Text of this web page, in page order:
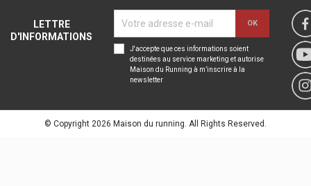
LETTRE
D'INFORMATIONS
J'accepte que ces informations soient
destinées au service marketing et autorise
Maison du Running à m’inscrire à la
newsletter
© Copyright 2026 Maison du running. All Rights Reserved.